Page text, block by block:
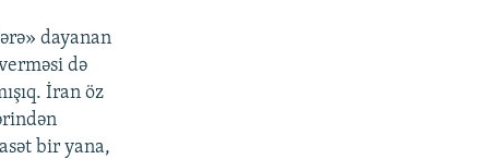
dayanan
də
İran öz
bir yana,